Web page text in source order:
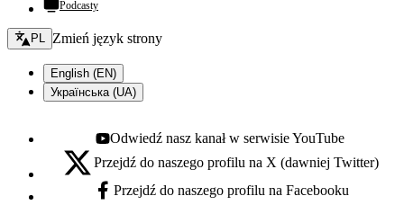
Podcasty
Zmień język - bieżący:
PL Zmień język strony
English (EN)
Українська (UA)
Youtube - otwiera się w nowej karcie
Odwiedź nasz kanał w serwisie YouTube
X - otwiera się w nowej karcie
Przejdź do naszego profilu na X (dawniej Twitter)
Facebook - otwiera się w nowej karcie
Przejdź do naszego profilu na Facebooku